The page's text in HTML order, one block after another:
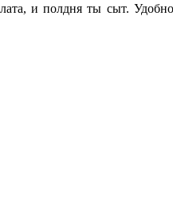
и полдня ты сыт.